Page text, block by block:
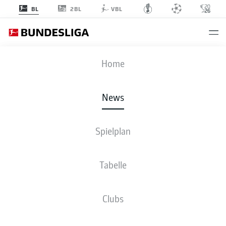
BL 2BL VBL
Home
News
Spielplan
Tabelle
Clubs
- © Daniel Kopatsch/Bundesliga